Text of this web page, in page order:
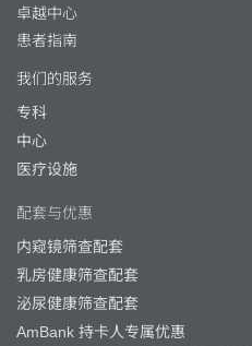
卓越中心
患者指南
我们的服务
专科
中心
医疗设施
配套与优惠
内窥镜筛查配套
乳房健康筛查配套
泌尿健康筛查配套
AmBank 持卡人专属优惠